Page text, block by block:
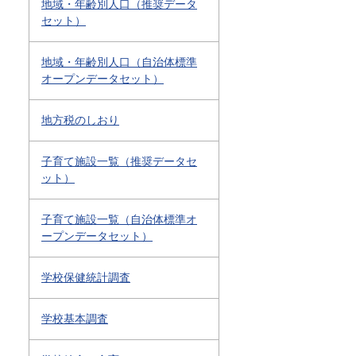
地域・年齢別人口（推奨データ
セット）
地域・年齢別人口（自治体標準
オープンデータセット）
地方税のしおり
子育て施設一覧（推奨データセ
ット）
子育て施設一覧（自治体標準オ
ープンデータセット）
学校保健統計調査
学校基本調査